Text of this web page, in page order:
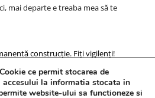
mai departe e treaba mea să te
construcție. Fiți vigilenți!
ce permit stocarea de
la informatia stocata in
website-ului sa functioneze si